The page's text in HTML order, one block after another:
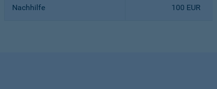
Nachhilfe 100 EUR